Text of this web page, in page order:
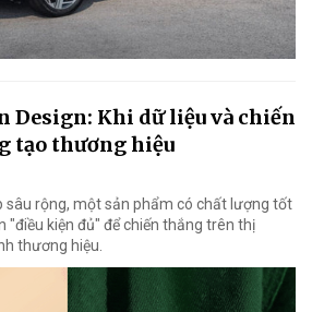
Design: Khi dữ liệu và chiến
tạo thương hiệu
sâu rộng, một sản phẩm có chất lượng tốt
"điều kiện đủ" để chiến thắng trên thị
thương hiệu.